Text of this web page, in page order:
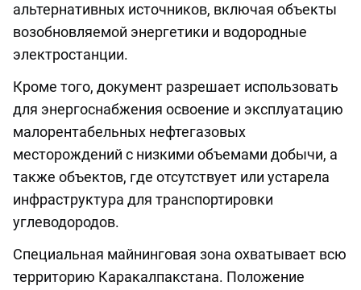
альтернативных источников, включая объекты
возобновляемой энергетики и водородные
электростанции.
Кроме того, документ разрешает использовать
для энергоснабжения освоение и эксплуатацию
малорентабельных нефтегазовых
месторождений с низкими объемами добычи, а
также объектов, где отсутствует или устарела
инфраструктура для транспортировки
углеводородов.
Специальная майнинговая зона охватывает всю
территорию Каракалпакстана. Положение